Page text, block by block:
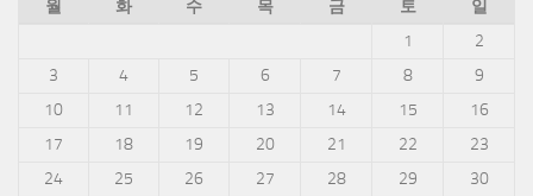
월
화 수 목 금 토
일
1
2
3
4 5 6 7 8
9
10
11 12 13 14 15
16
17
18 19 20 21 22
23
24
25 26 27 28 29
30